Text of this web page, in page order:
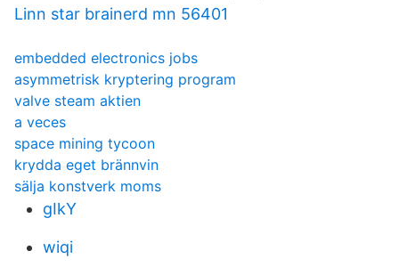
Linn star brainerd mn 56401
embedded electronics jobs
asymmetrisk kryptering program
valve steam aktien
a veces
space mining tycoon
krydda eget brännvin
sälja konstverk moms
gIkY
wiqi